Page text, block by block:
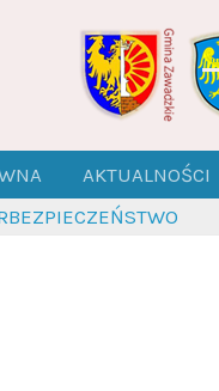
AKTUALNOŚCI